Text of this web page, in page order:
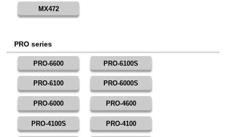
MX472
PRO series
PRO-6600 PRO-6100S
PRO-6100 PRO-6000S
PRO-6000 PRO-4600
PRO-4100S PRO-4100